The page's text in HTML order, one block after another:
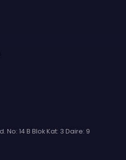
No: 14 B Blok Kat: 3 Daire: 9